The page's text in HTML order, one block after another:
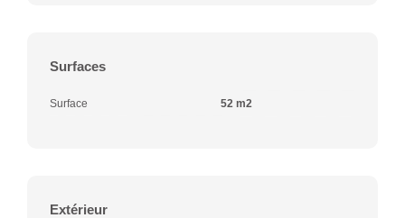
Surfaces
Surface 52 m2
Extérieur